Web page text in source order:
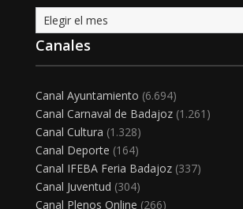
Archivo
Canales
Canal Ayuntamiento (6.694)
Canal Carnaval de Badajoz(1.261)
Canal Cultura (1.328)
Canal Deporte (164)
Canal IFEBA Feria Badajoz(337)
Canal Juventud (304)
Canal Plenos Online (266)